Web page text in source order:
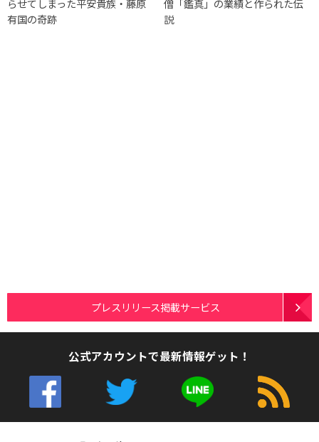
らせてしまった平安貴族・藤原
有国の奇跡
僧「鑑真」の業績と作られた伝
説
プレスリリース掲載サービス
公式アカウントで最新情報ゲット！